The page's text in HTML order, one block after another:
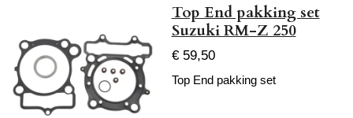
Top End pakking set
Suzuki RM-Z 250
€ 59,50
Top End pakking set